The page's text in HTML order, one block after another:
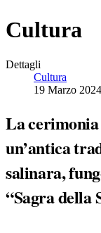
Cultura
Dettagli
Cultura
19 Marzo 2024
La
un’antica
salinara,
“Sagra della